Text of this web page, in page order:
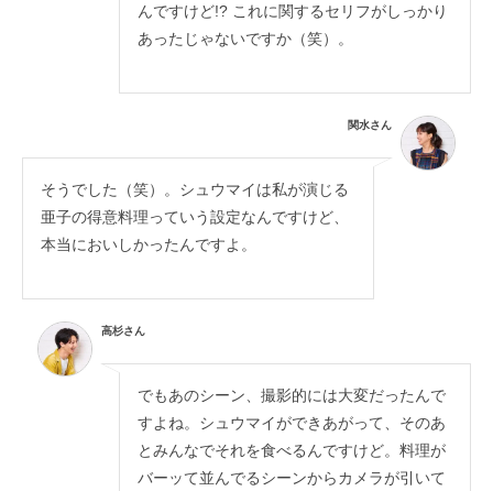
んですけど!? これに関するセリフがしっかり
あったじゃないですか（笑）。
関水さん
そうでした（笑）。シュウマイは私が演じる
亜子の得意料理っていう設定なんですけど、
本当においしかったんですよ。
高杉さん
でもあのシーン、撮影的には大変だったんで
すよね。シュウマイができあがって、そのあ
とみんなでそれを食べるんですけど。料理が
バーッて並んでるシーンからカメラが引いて